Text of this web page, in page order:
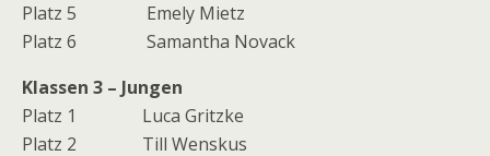
Platz 5 Emely Mietz
Platz 6 Samantha Novack
Klassen 3 – Jungen
Platz 1 Luca Gritzke
Platz 2 Till Wenskus